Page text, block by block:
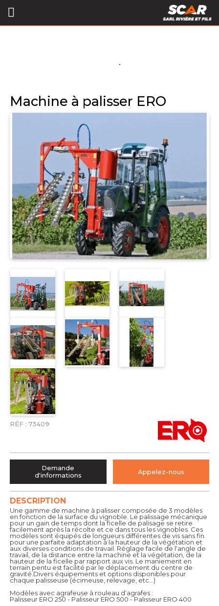
Machine à palisser ERO
RÉF : 73409
DESCRIPTION
Une gamme de machine à palisser composée de 3 modèles
en fonction de la surface du vignoble. Le palissage mécanique
pour un gain de temps dont la ficelle de palisage se retire
facilement après la récolte et ce dans tous les vignobles. Ces
modèles sont équipés de longueurs différentes de vis sans fin
pour une parfaite adaptation à la hauteur de la végétation et
aux diverses conditions de travail. Réglage facile de l‘angle de
travail, de la distance entre la machine et la végétation, de la
hauteur de la ficelle par rapport aux vis. Le maniement en
terrain pentu est facilité par le déplacement du centre de
gravité.Divers équipements et options disponibles pour
chaque palisseuse (écimeuse, relevage, etc…)
Modèles avec agrafeuse à rouleau d’agrafes :
Palisseur ERO 250 - Palisseur ERO 500 - Palisseur ERO 400
Demande
d'informations
Appelez-nous